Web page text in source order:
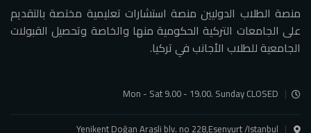
منصة الطلاب الدوليين منصة استشارات تعليمية مختصة بالتقديم
على الجامعات التركية الحكومية منها والخاصة وتحصيل القبولات
الجامعية للطلاب الأجانب في تركيا.
Mon - Sat 9.00 - 19.00. Sunday CLOSED
Yenikent Doğan Arasli blv. no 228,Esenyurt /Istanbul